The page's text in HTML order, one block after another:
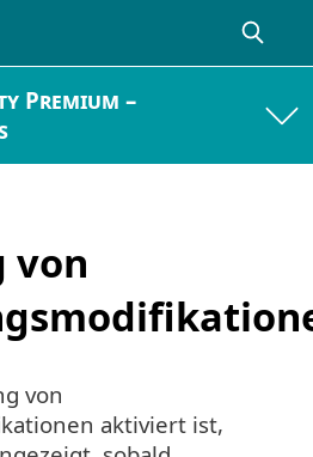
Premium –
von
von
aktiviert ist,